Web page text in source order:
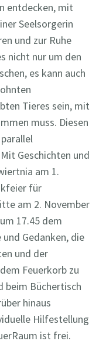
entdecken, mit
Seelsorgerin
und zur Ruhe
nicht nur um den
es kann auch
Tieres sein, mit
muss. Diesen
Geschichten und
am 1.
für
am 2. November
17.45 dem
Gedanken, die
und der
Feuerkorb zu
beim Büchertisch
hinaus
Hilfestellung
ist frei.